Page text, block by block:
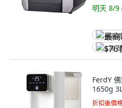
明天 8/9
最高
$76
FerdY
1650g
折扣後價